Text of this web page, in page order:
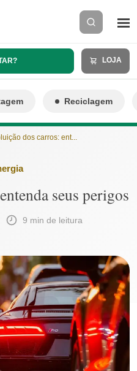
LOJA
Reciclagem
dos carros: ent...
seus perigos
9 min de leitura